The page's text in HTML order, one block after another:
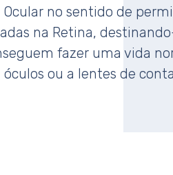
no sentido de
na Retina,
fazer uma vida
ou a lentes de